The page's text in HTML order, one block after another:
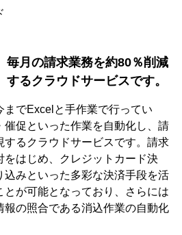
毎月の請求業務を約80％削減
するクラウドサービスです。
までExcelと手作業で行ってい
催促といった作業を自動化し、請
するクラウドサービスです。請求
をはじめ、クレジットカード決
込みといった多彩な決済手段を活
とが可能となっており、さらには
報の照合である消込作業の自動化